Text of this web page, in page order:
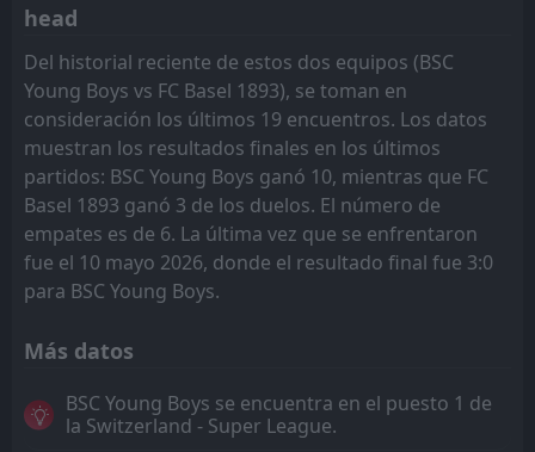
head
Del historial reciente de estos dos equipos (BSC
Young Boys vs FC Basel 1893), se toman en
consideración los últimos 19 encuentros. Los datos
muestran los resultados finales en los últimos
partidos: BSC Young Boys ganó 10, mientras que FC
Basel 1893 ganó 3 de los duelos. El número de
empates es de 6. La última vez que se enfrentaron
fue el 10 mayo 2026, donde el resultado final fue 3:0
para BSC Young Boys.
Más datos
BSC Young Boys se encuentra en el puesto 1 de
la Switzerland - Super League.